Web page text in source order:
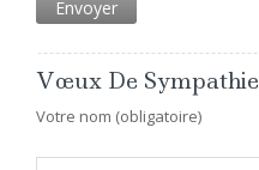
Vœux De Sympathie
Votre nom (obligatoire)